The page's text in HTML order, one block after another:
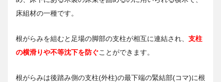
床組材の一種です。
根がらみを組むと足場の脚部の支柱が相互に連結され、 支柱
の横滑りや不等沈下を防ぐことができます。
根がらみは後踏み側の支柱(外柱)の最下端の緊結部(コマ)に根